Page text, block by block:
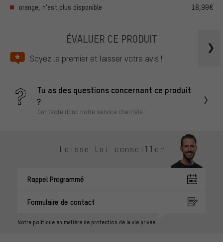
orange, n’est plus disponible
18,99€
ÉVALUER CE PRODUIT
Soyez le premier et laisser votre avis !
Tu as des questions concernant ce produit
?
Contacte donc notre service clientèle !
Laisse-toi conseiller
Rappel Programmé
Formulaire de contact
Notre politique en matière de protection de la vie privée